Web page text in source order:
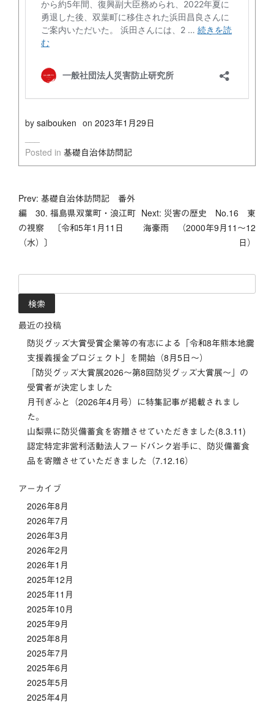
by saibouken on 2023年1月29日
Posted in 基礎自治体訪問記
投
稿
ナ
ビ
ゲ
ー
シ
ョ
ン
Prev: 基礎自治体訪問記 番外
編 30. 福島県双葉町・浪江町
の視察 〔令和5年1月11日
（水）〕
Next: 災害の歴史 No.16 東
海豪雨 （2000年9月11～12
日）
索:
最近の投稿
防災グッズ大賞受賞企業等の有志による「令和8年熊本地震
支援義援金プロジェクト」を開始（8月5日～）
「防災グッズ⼤賞展2026〜第8回防災グッズ⼤賞展〜」の
受賞者が決定しました
月刊ぎふと（2026年4月号）に特集記事が掲載されまし
た。
山梨県に防災備蓄食を寄贈させていただきました(8.3.11)
認定特定非営利活動法人フードバンク岩手に、防災備蓄食
品を寄贈させていただきました（7.12.16）
アーカイブ
2026年8月
2026年7月
2026年3月
2026年2月
2026年1月
2025年12月
2025年11月
2025年10月
2025年9月
2025年8月
2025年7月
2025年6月
2025年5月
2025年4月